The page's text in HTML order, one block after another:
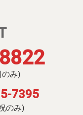
のみ)
7395
のみ)